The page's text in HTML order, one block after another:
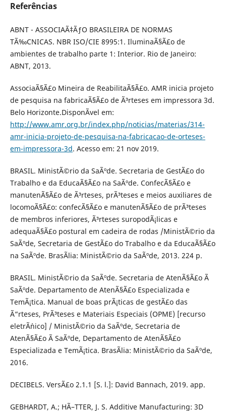
Referências
ABNT - ASSOCIAÃ‡ÃƒO BRASILEIRA DE NORMAS
TÃ‰CNICAS. NBR ISO/CIE 8995:1. IluminaÃ§Ã£o de
ambientes de trabalho parte 1: Interior. Rio de Janeiro:
ABNT, 2013.
AssociaÃ§Ã£o Mineira de ReabilitaÃ§Ã£o. AMR inicia projeto
de pesquisa na fabricaÃ§Ã£o de Ã³rteses em impressora 3d.
Belo Horizonte.DisponÃ­vel em:
http://www.amr.org.br/index.php/noticias/materias/314-
amr-inicia-projeto-de-pesquisa-na-fabricacao-de-orteses-
em-impressora-3d. Acesso em: 21 nov 2019.
BRASIL. MinistÃ©rio da SaÃºde. Secretaria de GestÃ£o do
Trabalho e da EducaÃ§Ã£o na SaÃºde. ConfecÃ§Ã£o e
manutenÃ§Ã£o de Ã³rteses, prÃ³teses e meios auxiliares de
locomoÃ§Ã£o: confecÃ§Ã£o e manutenÃ§Ã£o de prÃ³teses
de membros inferiores, Ã³rteses suropodÃ¡licas e
adequaÃ§Ã£o postural em cadeira de rodas /MinistÃ©rio da
SaÃºde, Secretaria de GestÃ£o do Trabalho e da EducaÃ§Ã£o
na SaÃºde. BrasÃ­lia: MinistÃ©rio da SaÃºde, 2013. 224 p.
BRASIL. MinistÃ©rio da SaÃºde. Secretaria de AtenÃ§Ã£o Ã
SaÃºde. Departamento de AtenÃ§Ã£o Especializada e
TemÃ¡tica. Manual de boas prÃ¡ticas de gestÃ£o das
Ã“rteses, PrÃ³teses e Materiais Especiais (OPME) [recurso
eletrÃ´nico] / MinistÃ©rio da SaÃºde, Secretaria de
AtenÃ§Ã£o Ã SaÃºde, Departamento de AtenÃ§Ã£o
Especializada e TemÃ¡tica. BrasÃ­lia: MinistÃ©rio da SaÃºde,
2016.
DECIBELS. VersÃ£o 2.1.1 [S. l.]: David Bannach, 2019. app.
GEBHARDT, A.; HÃ–TTER, J. S. Additive Manufacturing: 3D